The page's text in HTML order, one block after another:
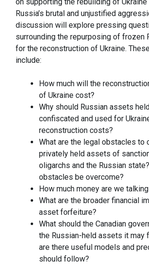
Russia’s brutal and unjustified
discussion will explore pressing
surrounding the repurposing of frozen
for the reconstruction of Ukraine.
include:
How much will the
of Ukraine cost?
Why should Russian assets
confiscated and used for
reconstruction costs?
What are the legal obstacles to
privately held assets of
oligarchs and the Russian
obstacles be overcome?
How much money are we
What are the broader financial
asset forfeiture?
What should the Canadian
the Russian-held assets it may
are there useful models and
should follow?